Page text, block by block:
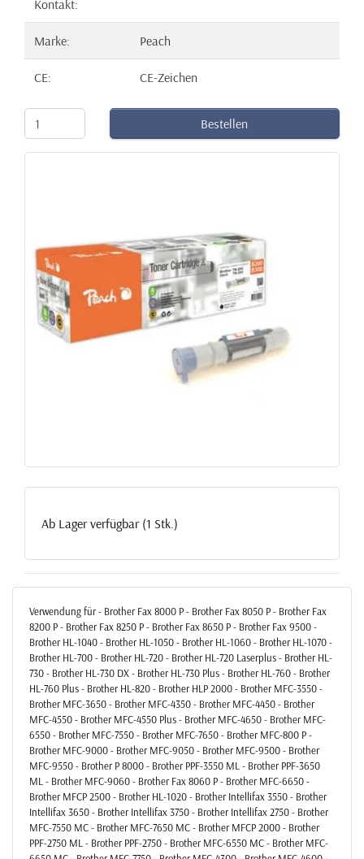
Kontakt:
Marke: Peach
CE: CE-Zeichen
Bestellen
Ab Lager verfügbar (1 Stk.)
Verwendung für - Brother Fax 8000 P - Brother Fax 8050 P - Brother Fax
8200 P - Brother Fax 8250 P - Brother Fax 8650 P - Brother Fax 9500 -
Brother HL-1040 - Brother HL-1050 - Brother HL-1060 - Brother HL-1070 -
Brother HL-700 - Brother HL-720 - Brother HL-720 Laserplus - Brother HL-
730 - Brother HL-730 DX - Brother HL-730 Plus - Brother HL-760 - Brother
HL-760 Plus - Brother HL-820 - Brother HLP 2000 - Brother MFC-3550 -
Brother MFC-3650 - Brother MFC-4350 - Brother MFC-4450 - Brother
MFC-4550 - Brother MFC-4550 Plus - Brother MFC-4650 - Brother MFC-
6550 - Brother MFC-7550 - Brother MFC-7650 - Brother MFC-800 P -
Brother MFC-9000 - Brother MFC-9050 - Brother MFC-9500 - Brother
MFC-9550 - Brother P 8000 - Brother PPF-3550 ML - Brother PPF-3650
ML - Brother MFC-9060 - Brother Fax 8060 P - Brother MFC-6650 -
Brother MFCP 2500 - Brother HL-1020 - Brother Intellifax 3550 - Brother
Intellifax 3650 - Brother Intellifax 3750 - Brother Intellifax 2750 - Brother
MFC-7550 MC - Brother MFC-7650 MC - Brother MFCP 2000 - Brother
PPF-2750 ML - Brother PPF-2750 - Brother MFC-6550 MC - Brother MFC-